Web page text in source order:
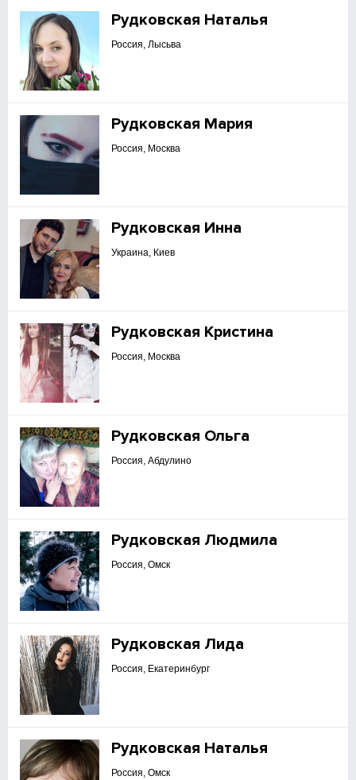
Рудковская Наталья
Россия, Лысьва
Рудковская Мария
Россия, Москва
Рудковская Инна
Украина, Киев
Рудковская Кристина
Россия, Москва
Рудковская Ольга
Россия, Абдулино
Рудковская Людмила
Россия, Омск
Рудковская Лида
Россия, Екатеринбург
Рудковская Наталья
Россия, Омск